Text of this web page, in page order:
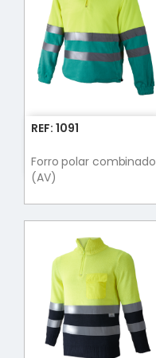
REF: 1091
Forro polar combinado
(AV)